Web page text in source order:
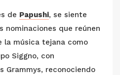
de Papushi, se siente
nominaciones que reúnen
la música tejana como
Siggno, con
Grammys, reconociendo